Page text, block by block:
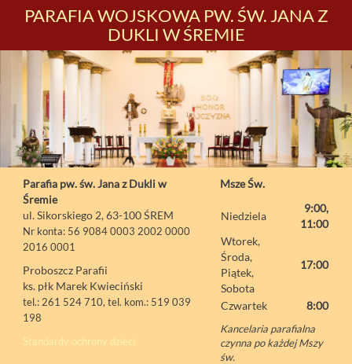
PARAFIA WOJSKOWA PW. ŚW. JANA Z
DUKLI W ŚREMIE
Parafia pw. św. Jana z Dukli w
Śremie
ul. Sikorskiego 2, 63-100 ŚREM
Nr konta: 56 9084 0003 2002 0000
2016 0001
Proboszcz Parafii
ks. płk Marek Kwieciński
tel.: 261 524 710, tel. kom.: 519 039
198
Standardy ochrony dzieci
Msze Św.
Niedziela
9:00,
11:00
Wtorek,
Środa,
Piątek,
Sobota
17:00
Czwartek 8:00
Kancelaria parafialna
czynna po każdej Mszy
św.